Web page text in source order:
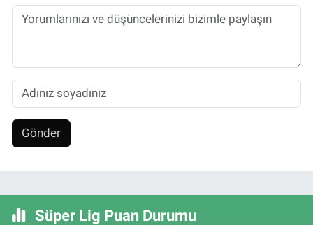
Gönder
Süper Lig Puan Durumu